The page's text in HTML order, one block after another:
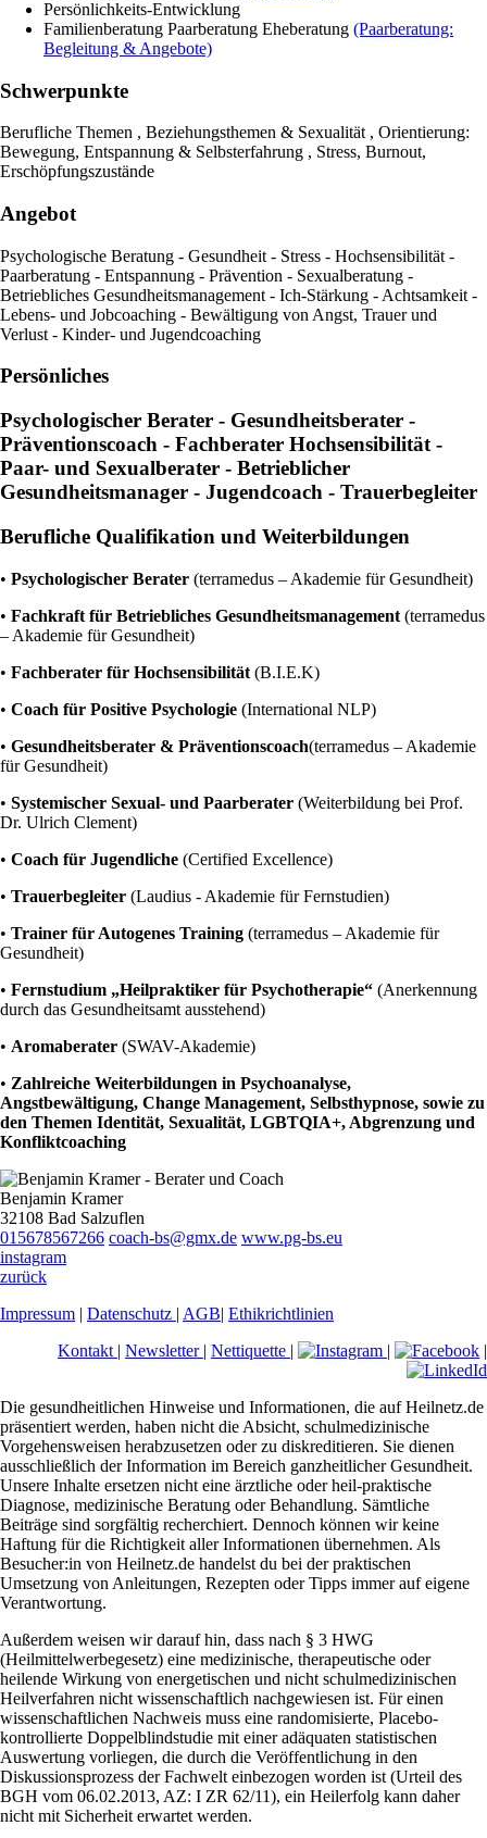
Persönlichkeits-Entwicklung
Familienberatung Paarberatung Eheberatung (Paarberatung:
Begleitung & Angebote)
Schwerpunkte
Berufliche Themen , Beziehungsthemen & Sexualität , Orientierung:
Bewegung, Entspannung & Selbsterfahrung , Stress, Burnout,
Erschöpfungszustände
Angebot
Psychologische Beratung - Gesundheit - Stress - Hochsensibilität -
Paarberatung - Entspannung - Prävention - Sexualberatung -
Betriebliches Gesundheitsmanagement - Ich-Stärkung - Achtsamkeit -
Lebens- und Jobcoaching - Bewältigung von Angst, Trauer und
Verlust - Kinder- und Jugendcoaching
Persönliches
Psychologischer Berater - Gesundheitsberater -
Präventionscoach - Fachberater Hochsensibilität -
Paar- und Sexualberater - Betrieblicher
Gesundheitsmanager - Jugendcoach - Trauerbegleiter
Berufliche Qualifikation und Weiterbildungen
• Psychologischer Berater (terramedus – Akademie für Gesundheit)
• Fachkraft für Betriebliches Gesundheitsmanagement (terramedus
– Akademie für Gesundheit)
• Fachberater für Hochsensibilität (B.I.E.K)
• Coach für Positive Psychologie (International NLP)
• Gesundheitsberater & Präventionscoach(terramedus – Akademie
für Gesundheit)
• Systemischer Sexual- und Paarberater (Weiterbildung bei Prof.
Dr. Ulrich Clement)
• Coach für Jugendliche (Certified Excellence)
• Trauerbegleiter (Laudius - Akademie für Fernstudien)
• Trainer für Autogenes Training (terramedus – Akademie für
Gesundheit)
• Fernstudium „Heilpraktiker für Psychotherapie“ (Anerkennung
durch das Gesundheitsamt ausstehend)
• Aromaberater (SWAV-Akademie)
• Zahlreiche Weiterbildungen in Psychoanalyse,
Angstbewältigung, Change Management, Selbsthypnose, sowie zu
den Themen Identität, Sexualität, LGBTQIA+, Abgrenzung und
Konfliktcoaching
Benjamin Kramer
32108 Bad Salzuflen
015678567266 coach-bs@gmx.de www.pg-bs.eu
instagram
zurück
Impressum | Datenschutz | AGB| Ethikrichtlinien
Kontakt | Newsletter | Nettiquette | | |
Die gesundheitlichen Hinweise und Informationen, die auf Heilnetz.de
präsentiert werden, haben nicht die Absicht, schulmedizinische
Vorgehensweisen herabzusetzen oder zu diskreditieren. Sie dienen
ausschließlich der Information im Bereich ganzheitlicher Gesundheit.
Unsere Inhalte ersetzen nicht eine ärztliche oder heil-praktische
Diagnose, medizinische Beratung oder Behandlung. Sämtliche
Beiträge sind sorgfältig recherchiert. Dennoch können wir keine
Haftung für die Richtigkeit aller Informationen übernehmen. Als
Besucher:in von Heilnetz.de handelst du bei der praktischen
Umsetzung von Anleitungen, Rezepten oder Tipps immer auf eigene
Verantwortung.
Außerdem weisen wir darauf hin, dass nach § 3 HWG
(Heilmittelwerbegesetz) eine medizinische, therapeutische oder
heilende Wirkung von energetischen und nicht schulmedizinischen
Heilverfahren nicht wissenschaftlich nachgewiesen ist. Für einen
wissenschaftlichen Nachweis muss eine randomisierte, Placebo-
kontrollierte Doppelblindstudie mit einer adäquaten statistischen
Auswertung vorliegen, die durch die Veröffentlichung in den
Diskussionsprozess der Fachwelt einbezogen worden ist (Urteil des
BGH vom 06.02.2013, AZ: I ZR 62/11), ein Heilerfolg kann daher
nicht mit Sicherheit erwartet werden.